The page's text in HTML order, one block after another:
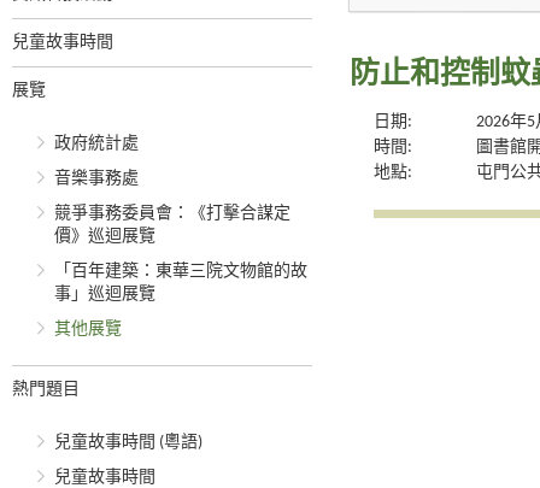
兒童故事時間
展覽
政府統計處
音樂事務處
競爭事務委員會：《打擊合謀定
價》巡迴展覽
「百年建築：東華三院文物館的故
事」巡迴展覽
其他展覽
熱門題目
兒童故事時間 (粵語)
兒童故事時間
防止和控制
日期:
2026年
時間:
圖書館
地點:
屯門公